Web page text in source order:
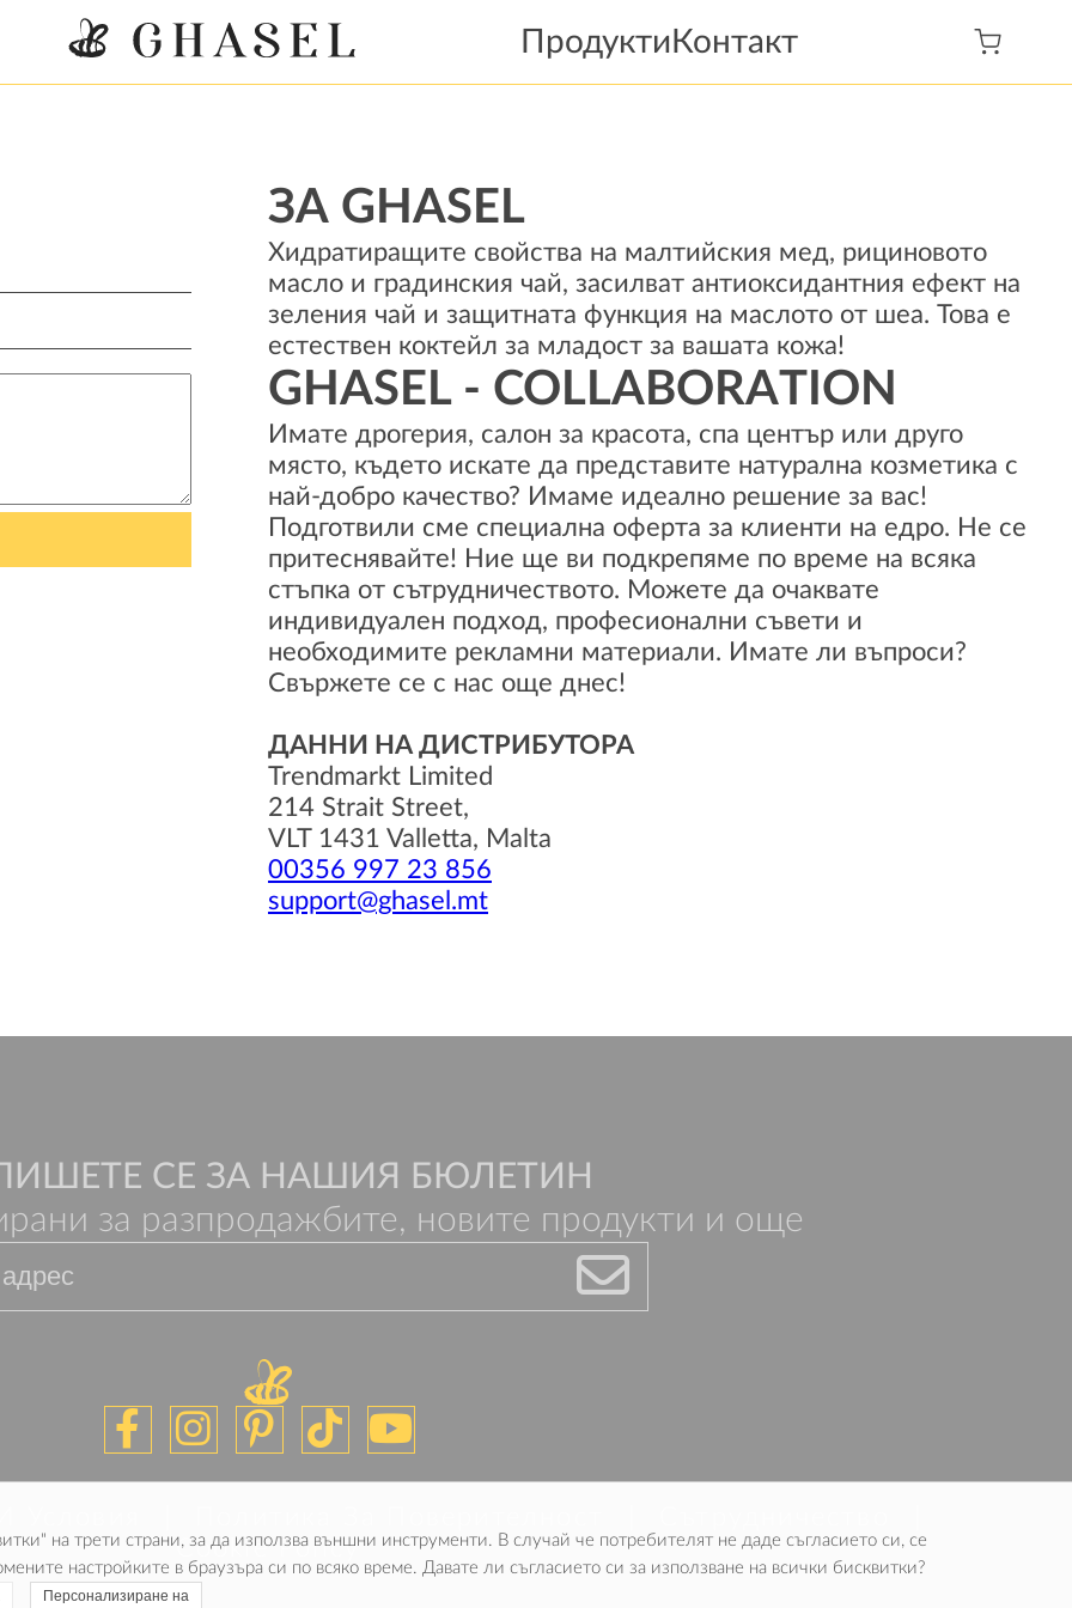
Продукти Контакт
ЗА GHASEL
Хидратиращите свойства на малтийския мед, рициновото
масло и градинския чай, засилват антиоксидантния ефект на
зеления чай и защитната функция на маслото от шеа. Това е
естествен коктейл за младост за вашата кожа!
GHASEL - COLLABORATION
Имате дрогерия, салон за красота, спа център или друго
място, където искате да представите натурална козметика с
най-добро качество? Имаме идеално решение за вас!
Подготвили сме специална оферта за клиенти на едро. Не се
притеснявайте! Ние ще ви подкрепяме по време на всяка
стъпка от сътрудничеството. Можете да очаквате
индивидуален подход, професионални съвети и
необходимите рекламни материали. Имате ли въпроси?
Свържете се с нас още днес!
ДАННИ НА ДИСТРИБУТОРА
Trendmarkt Limited
214 Strait Street,
VLT 1431 Valletta, Malta
00356 997 23 856
support@ghasel.mt
СЕ ЗА НАШИЯ БЮЛЕТИН
за разпродажбите, новите продукти и още
Cookie Policy
на трети страни, за да използва външни инструменти. В случай че потребителят не даде съгласието си, се
настройките в браузъра си по всяко време. Давате ли съгласието си за използване на всички бисквитки?
Персонализиране на